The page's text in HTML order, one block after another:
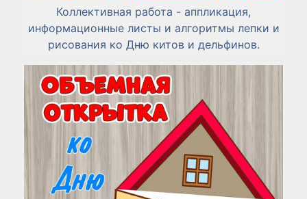
Коллективная работа - аппликация,
информационные листы и алгоритмы лепки и
рисования ко Дню китов и дельфинов.